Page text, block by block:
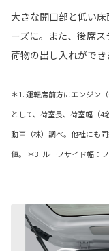
大きな開口部と低い
ーズに。また、後席
荷物の出し入れができ
＊1. 運転席前方にエンジン
として、荷室長、荷室幅（
動車（株）調べ。他社にも
値。 ＊3. ルーフサイド幅：